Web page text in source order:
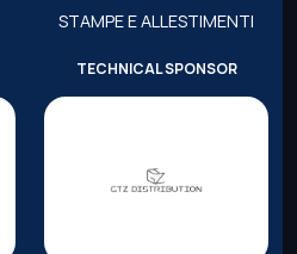
STAMPE E ALLESTIMENTI
TECHNICAL SPONSOR